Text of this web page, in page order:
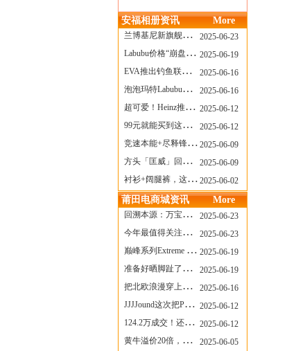
安福相册资讯 More
兰博基尼新旗舰曝光？这台顶级超跑或将在8月登场
2025-06-23
Labubu价格“崩盘”？618当日泡泡玛特预售补货量超200W！
2025-06-19
EVA推出钓鱼联名套装，初号机也能当“假饵”？
2025-06-16
泡泡玛特Labubu新品发售上演“拳王争霸”......
2025-06-16
超可爱！Heinz推出星之卡比合作款番茄酱！
2025-06-12
99元就能买到这样颜值的太阳镜？优衣库夏季墨镜系列
2025-06-12
竞速本能+尽释锋芒——罗杰杜彼Roger+Dubuis王者竞速系列飞返计时码表燃擎赛道
2025-06-09
方头「匡威」回归！日系简约里的小心思
2025-06-09
衬衫+阔腿裤，这样穿美出新高度！
2025-06-02
莆田电商城资讯 More
回溯本源：万宝龙推出明星系列都市灰腕表新作
2025-06-23
今年最值得关注的AF1！KOBE x AF1 明日发售
2025-06-23
巅峰系列Extreme Diver潜水腕表与Revival Diver复刻版潜水腕表共同推出“暗影款”新作
2025-06-19
准备好晒脚趾了吗？透明款 AF1 要回归了
2025-06-19
把北欧浪漫穿上脚，Cecilie Bahnsen x ASICS
2025-06-16
JJJJound这次把PUMA改得好安静
2025-06-12
124.2万成交！还有什么是Labubu做不到的？
2025-06-12
黄牛溢价20倍，「Labubu」3.0市价大盘点！假货比正品还贵...
2025-06-05